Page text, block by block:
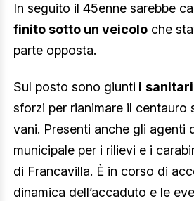
In seguito il 45enne sarebbe
finito sotto un veicolo che
parte opposta.
Sul posto sono giunti i sanitari
sforzi per rianimare il centauro
vani. Presenti anche gli agenti
municipale per i rilievi e i
di Francavilla. È in corso di
dinamica dell’accaduto e le